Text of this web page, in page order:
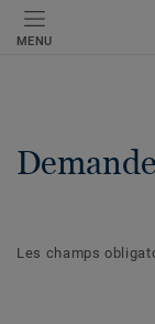
MENU
Les champs